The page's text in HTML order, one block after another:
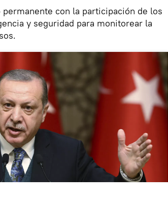
con la participación de los
y seguridad para monitorear la